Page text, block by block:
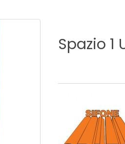
SALLE DE BAIN
Spazio 1